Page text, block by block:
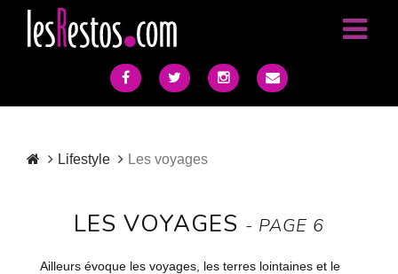
Lifestyle Les voyages
LES VOYAGES - PAGE 6
Ailleurs évoque les voyages, les terres lointaines et le